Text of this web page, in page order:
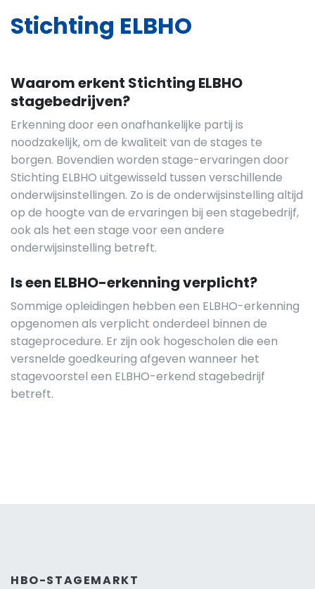
Stichting ELBHO
Waarom erkent Stichting ELBHO
stagebedrijven?
Erkenning door een onafhankelijke partij is
noodzakelijk, om de kwaliteit van de stages te
borgen. Bovendien worden stage-ervaringen door
Stichting ELBHO uitgewisseld tussen verschillende
onderwijsinstellingen. Zo is de onderwijsinstelling altijd
op de hoogte van de ervaringen bij een stagebedrijf,
ook als het een stage voor een andere
onderwijsinstelling betreft.
Is een ELBHO-erkenning verplicht?
Sommige opleidingen hebben een ELBHO-erkenning
opgenomen als verplicht onderdeel binnen de
stageprocedure. Er zijn ook hogescholen die een
versnelde goedkeuring afgeven wanneer het
stagevoorstel een ELBHO-erkend stagebedrijf
betreft.
HBO-STAGEMARKT